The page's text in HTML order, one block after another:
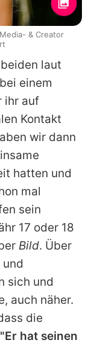
laut
einem
ihr auf
Kontakt
wir dann
hatten und
mal
sein
17 oder 18
Bild. Über
sich und
auch näher.
die
"Er hat seinen
& Creator